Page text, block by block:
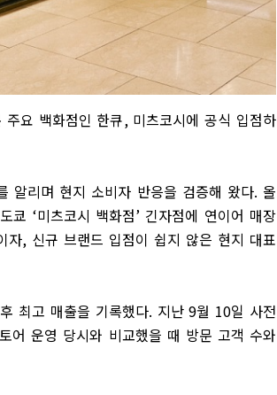
요 백화점인 한큐, 미츠코시에 공식 입점하
알리며 현지 소비자 반응을 검증해 왔다. 올
쿄 ‘미츠코시 백화점’ 긴자점에 연이어 매장
자, 신규 브랜드 입점이 쉽지 않은 현지 대표
최고 매출을 기록했다. 지난9월 10일 사전
어 운영 당시와 비교했을 때 방문 고객 수와